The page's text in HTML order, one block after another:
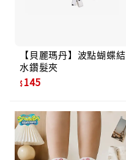
【貝麗瑪丹】波點蝴蝶結
水鑽髮夾
145